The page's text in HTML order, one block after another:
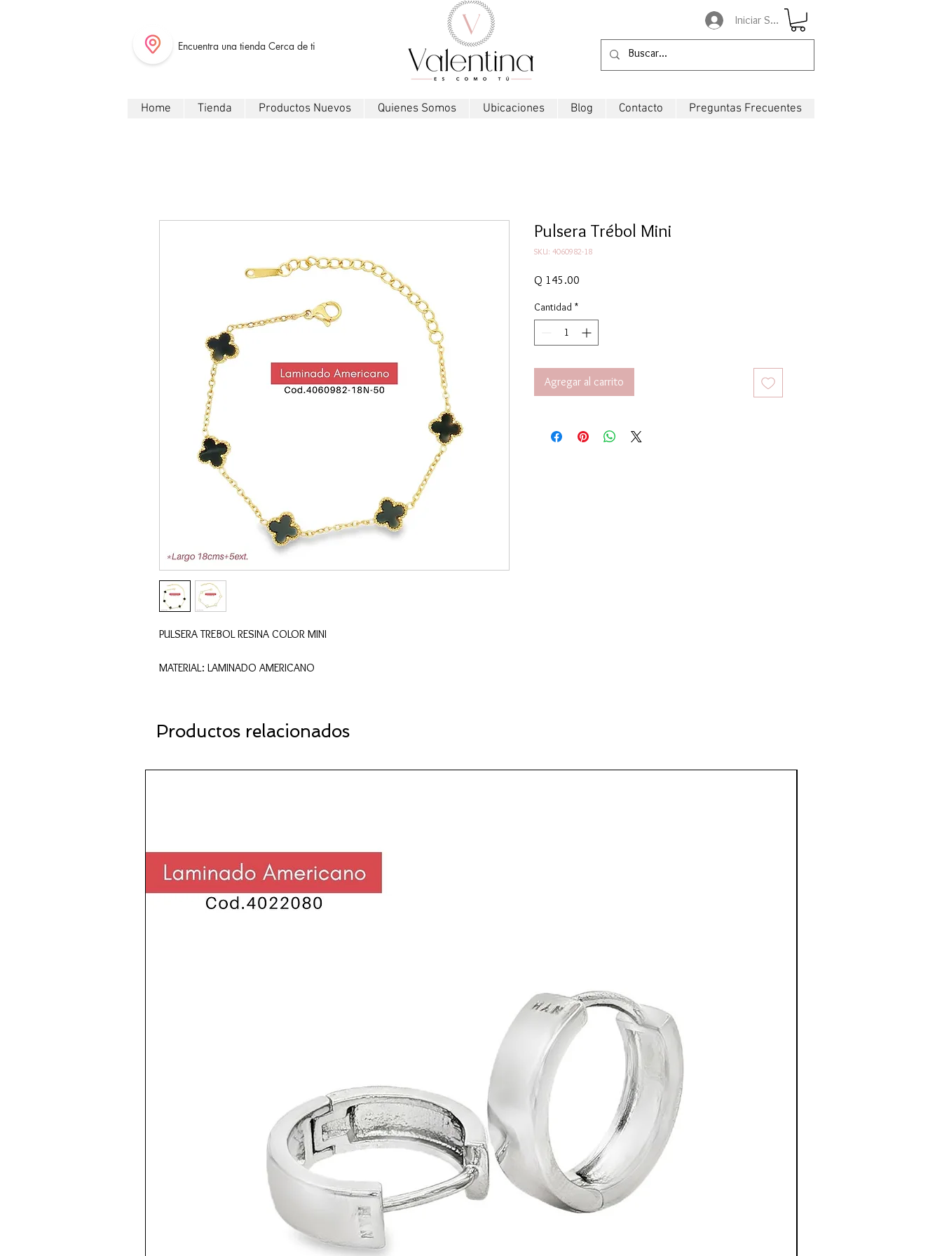
Encuentra una tienda Cerca de ti
Iniciar Sesión
Home Tienda Productos Nuevos Quienes Somos Ubicaciones Blog Contacto Preguntas Frecuentes
PULSERA TREBOL RESINA COLOR MINI
MATERIAL: LAMINADO AMERICANO
Pulsera Trébol Mini
SKU: 4060982-18
Q 145.00
Cantidad *
Agregar al carrito
Productos relacionados